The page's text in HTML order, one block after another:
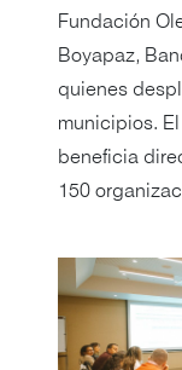
Fundación
Boyapaz,
quienes
municipios.
beneficia
150